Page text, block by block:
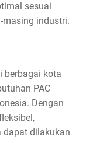
sesuai
masing industri.
berbagai kota
PAC
Dengan
dapat dilakukan